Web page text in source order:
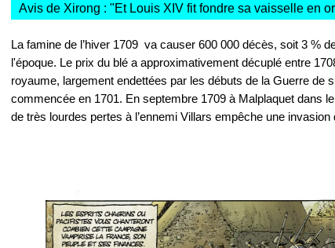
Avis de Xirong : "Et Louis XIV fit fondre sa vaisselle en
La famine de l’hiver 1709 va causer 600 000 décès, soit 3 %
l'époque. Le prix du blé a approximativement décuplé entre
royaume, largement endettées par les débuts de la Guerre de
commencée en 1701. En septembre 1709 à Malplaquet dans
de très lourdes pertes à l’ennemi Villars empêche une invasion